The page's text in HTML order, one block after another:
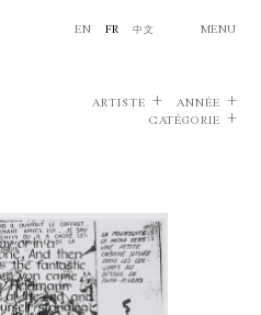
EN FR 中文 MENU
ARTISTE
ANNÉE
CATÉGORIE